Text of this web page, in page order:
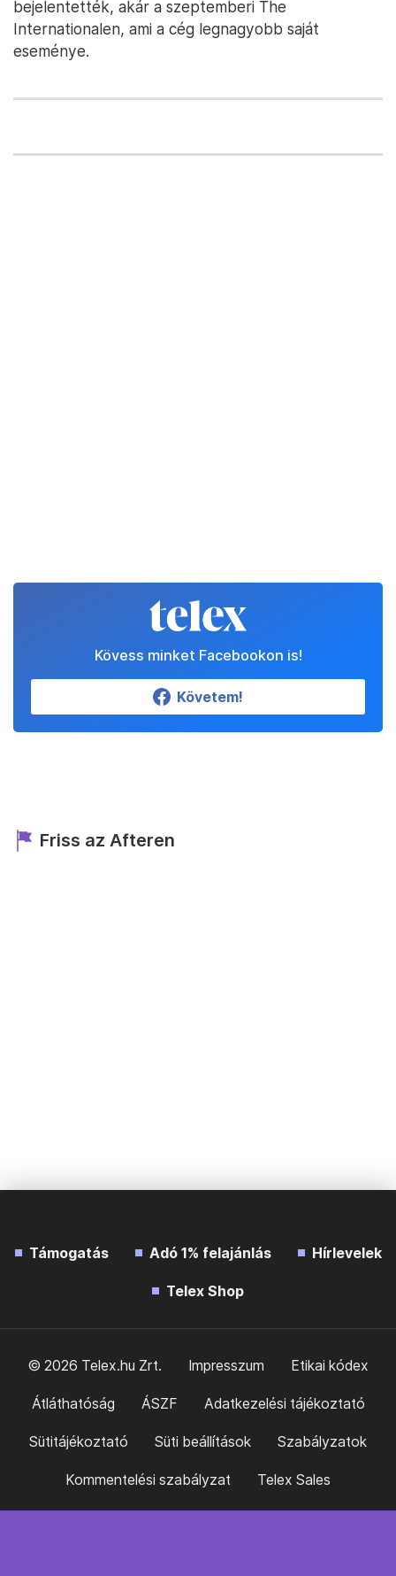
bejelentették, akár a szeptemberi The
Internationalen, ami a cég legnagyobb saját
eseménye.
Kövess minket Facebookon is!
Követem!
Friss az Afteren
Támogatás Adó 1% felajánlás Hírlevelek
Telex Shop
© 2026 Telex.hu Zrt. Impresszum Etikai kódex
Átláthatóság ÁSZF Adatkezelési tájékoztató
Sütitájékoztató Süti beállítások Szabályzatok
Kommentelési szabályzat Telex Sales